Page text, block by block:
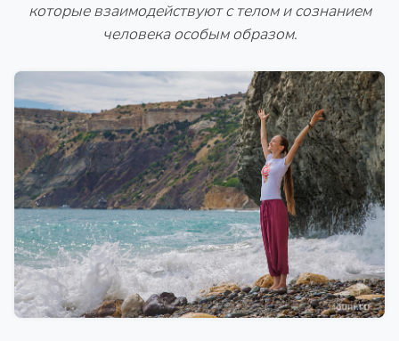
которые взаимодействуют с телом и сознанием
человека особым образом.